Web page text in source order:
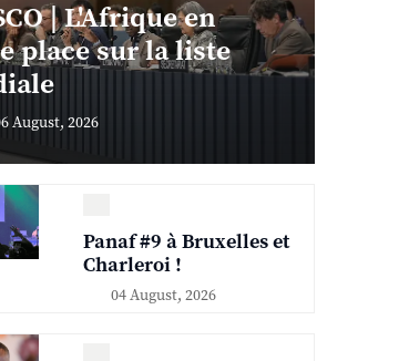
| L'Afrique en
place sur la liste
August, 2026
Panaf #9 à Bruxelles et
Charleroi !
04 August, 2026